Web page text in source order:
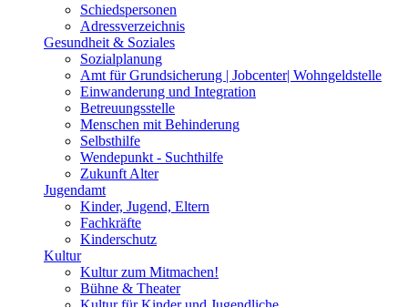
Schiedspersonen
Adressverzeichnis
Gesundheit & Soziales
Sozialplanung
Amt für Grundsicherung | Jobcenter| Wohngeldstelle
Einwanderung und Integration
Betreuungsstelle
Menschen mit Behinderung
Selbsthilfe
Wendepunkt - Suchthilfe
Zukunft Alter
Jugendamt
Kinder, Jugend, Eltern
Fachkräfte
Kinderschutz
Kultur
Kultur zum Mitmachen!
Bühne & Theater